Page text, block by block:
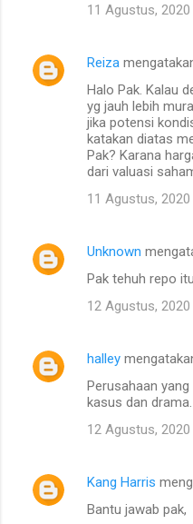
11 Agustus, 2020
Reiza
Halo Pak. Kalau
yg jauh lebih
jika potensi
katakan diatas
Pak? Karana
dari valuasi
11 Agustus, 2020
Unknown
Pak tehuh repo
12 Agustus, 2020
halley
Perusahaan
kasus dan drama.
12 Agustus, 2020
Kang Harris
Bantu jawab pak,